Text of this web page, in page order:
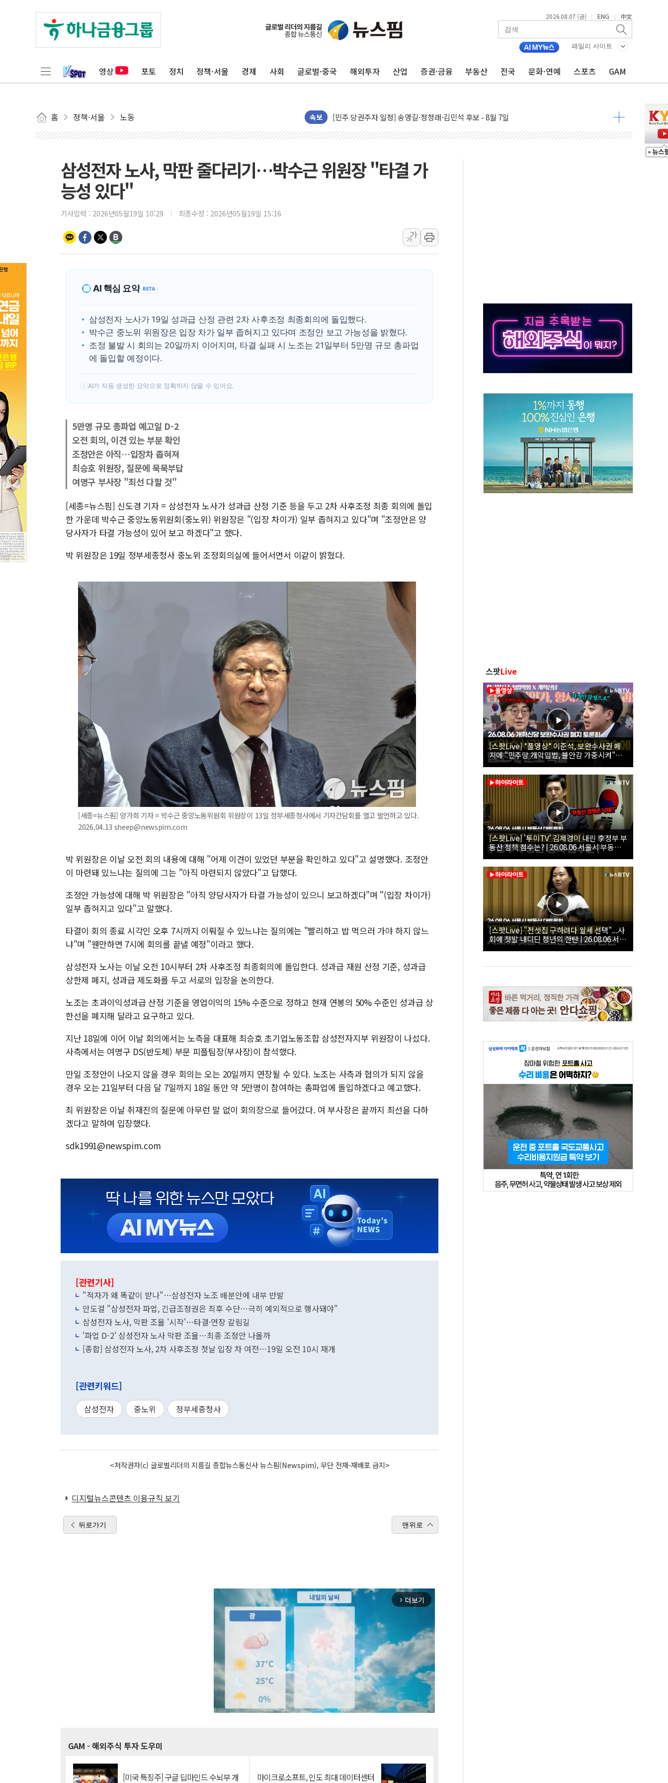
2026.08.07 (금) | ENG | 中文
패밀리 사이트
영상 포토 정치 정책·서울 경제 사회 글로벌·중국 해외투자 산업 증권·금융 부동산 전국 문화·연예 스포츠 GAM
홈 정책·서울 노동 속보
뉴욕증시, 유가·금리 부담에 하락…다우 5거래일 랠리 '마침표'
李대통령, 오늘 부동산 정책 점검 2차 회의…주택 공급 대책 막바지 조율할 듯
[오늘의 정치일정] 8월 7일(금)
이란, 美·이스라엘 선박 호르무즈 통항 제한 추진…美 "통행 막을 권한 없어"
유럽증시, 견조한 실적 소화하며 대부분 상승… "2분기 기업 순이익 21% 증가" 전망
뉴욕증시 개장 전 특징주...모더나·아이온큐·도어대시↑ VS 샌디스크·피그마·앱러빈↓
김정관 장관 "영업이익 N% 성과급 반대…상법·자본시장법 개정 논의"
뉴욕증시 프리뷰, 미 주가선물 AI주 차익실현 속 혼조세...웨스턴디지털·샌디스크↓
청와대, 북한 단거리 탄도미사일 발사에 긴급 안보 점검회의
러, 1인칭시점 드론으로 우크라 민간인 '사파리' 공격… 시민들 공포감 극대화 전략
[베트남 증시] 지수 하락 속 'DGC' 임시 주총 기대감에 홀로 상한가…마진 잔액은 사상 최고
'월가의 황제' 다이먼 "금융시장 레버리지 위험수위…숨은 차입이 더 큰 변수"
양주 섬유염색공장서 화재 1명 중상…대응 1단계 진압 중
삼성전자 노사, 막판 줄다리기…박수근 위원장 "타결 가
능성 있다"
기사입력 : 2026년05월19일 10:29 최종수정 : 2026년05월19일 15:16
가
가
AI 핵심 요약 BETA
삼성전자 노사가 19일 성과급 산정 관련 2차 사후조정 최종회의에 돌입했다.
박수근 중노위 위원장은 입장 차가 일부 좁혀지고 있다며 조정안 보고 가능성을 밝혔다.
조정 불발 시 회의는 20일까지 이어지며, 타결 실패 시 노조는 21일부터 5만명 규모 총파업
에 돌입할 예정이다.
! AI가 자동 생성한 요약으로 정확하지 않을 수 있어요.
5만명 규모 총파업 예고일 D-2
오전 회의, 이견 있는 부분 확인
조정안은 아직…입장차 좁혀져
최승호 위원장, 질문에 묵묵부답
여명구 부사장 "최선 다할 것"
[세종=뉴스핌] 신도경 기자 = 삼성전자 노사가 성과급 산정 기준 등을 두고 2차 사후조정 최종 회의에 돌입
한 가운데 박수근 중앙노동위원회(중노위) 위원장은 "(입장 차이가) 일부 좁혀지고 있다"며 "조정안은 양
당사자가 타결 가능성이 있어 보고 하겠다"고 했다.
박 위원장은 19일 정부세종청사 중노위 조정회의실에 들어서면서 이같이 밝혔다.
[세종=뉴스핌] 양가희 기자 = 박수근 중앙노동위원회 위원장이 13일 정부세종청사에서 기자간담회를 열고 발언하고 있다.
2026.04.13 sheep@newspim.com
박 위원장은 이날 오전 회의 내용에 대해 "어제 이견이 있었던 부분을 확인하고 있다"고 설명했다. 조정안
이 마련돼 있느냐는 질의에 그는 "아직 마련되지 않았다"고 답했다.
조정안 가능성에 대해 박 위원장은 "아직 양당사자가 타결 가능성이 있으니 보고하겠다"며 "(입장 차이가)
일부 좁혀지고 있다"고 말했다.
타결이 회의 종료 시각인 오후 7시까지 이뤄질 수 있느냐는 질의에는 "빨리하고 밥 먹으러 가야 하지 않느
냐"며 "웬만하면 7시에 회의를 끝낼 예정"이라고 했다.
삼성전자 노사는 이날 오전 10시부터 2차 사후조정 최종회의에 돌입한다. 성과급 재원 산정 기준, 성과급
상한제 폐지, 성과급 제도화를 두고 서로의 입장을 논의한다.
노조는 초과이익성과급 산정 기준을 영업이익의 15% 수준으로 정하고 현재 연봉의 50% 수준인 성과급 상
한선을 폐지해 달라고 요구하고 있다.
지난 18일에 이어 이날 회의에서는 노측을 대표해 최승호 초기업노동조합 삼성전자지부 위원장이 나섰다.
사측에서는 여명구 DS(반도체) 부문 피플팀장(부사장)이 참석했다.
만일 조정안이 나오지 않을 경우 회의는 오는 20일까지 연장될 수 있다. 노조는 사측과 협의가 되지 않을
경우 오는 21일부터 다음 달 7일까지 18일 동안 약 5만명이 참여하는 총파업에 돌입하겠다고 예고했다.
최 위원장은 이날 취재진의 질문에 아무런 말 없이 회의장으로 들어갔다. 여 부사장은 끝까지 최선을 다하
겠다고 말하며 입장했다.
sdk1991@newspim.com
[관련기사]
"적자가 왜 똑같이 받나"…삼성전자 노조 배분안에 내부 반발
안도걸 "삼성전자 파업, 긴급조정권은 최후 수단…극히 예외적으로 행사돼야"
삼성전자 노사, 막판 조율 '시작'…타결·연장 갈림길
'파업 D-2' 삼성전자 노사 막판 조율…최종 조정안 나올까
[종합] 삼성전자 노사, 2차 사후조정 첫날 입장 차 여전…19일 오전 10시 재개
[관련키워드]
삼성전자 중노위 정부세종청사
<저작권자(c) 글로벌리더의 지름길 종합뉴스통신사 뉴스핌(Newspim), 무단 전재-재배포 금지>
디지털뉴스콘텐츠 이용규칙 보기
뒤로가기 맨위로
arrow_forward_ios 더보기
GAM - 해외주식 투자 도우미
[미국 특징주] 구글 딥마인드 수뇌부 개 마이크로소프트, 인도 최대 데이터센터
스팟Live
[스팟Live] *풀영상* 이준석, 보완수사권 폐
지에 "민주당 개악입법, 불안감 가중시켜"｜
26.08.06 개혁신당 보완수사권 폐지 토론회
[스팟Live] '투미TV' 김제경이 내린 李정부 부
동산 정책 점수는? | 26.08.06 서울시 부동산
대토론회
[스팟Live] "전셋집 구하려다 월세 선택"...사
회에 첫발 내디딘 청년의 한탄 | 26.08.06 서울
시 부동산 대토론회